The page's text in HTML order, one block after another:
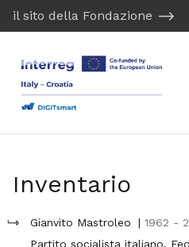
il sito della Fondazione
Inventario
Gianvito Mastroleo | 1962 -
Partito socialista italiano.